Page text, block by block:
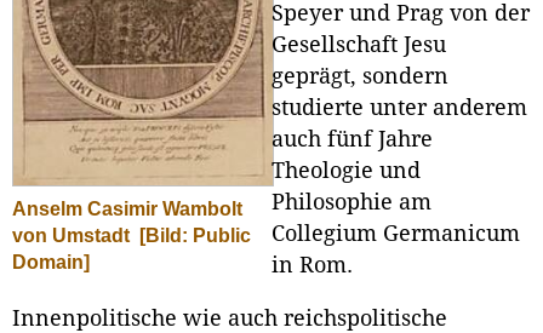
Anselm Casimir Wambolt
von Umstadt
[Bild: Public
Domain]
Speyer und Prag von der
Gesellschaft Jesu
geprägt, sondern
studierte unter anderem
auch fünf Jahre
Theologie und
Philosophie am
Collegium Germanicum
in Rom.
Innenpolitische wie auch reichspolitische